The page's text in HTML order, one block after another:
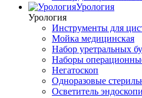
Урология
Урология
Инструменты для
Мойка медицинская
Набор уретральных
Наборы
Негатоскоп
Одноразовые
Осветитель